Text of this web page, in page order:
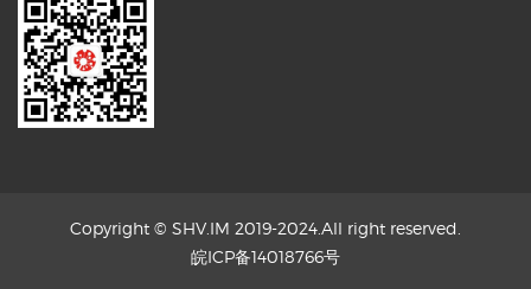
Copyright © SHV.IM 2019-2024.All right reserved.
皖ICP备14018766号